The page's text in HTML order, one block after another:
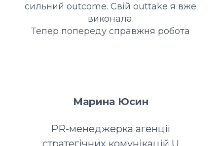
сильний outcome. Свій outtake я вже
виконала.
Тепер попереду справжня робота
Марина Юсин
PR-менеджерка агенції
стратегічних комунікацій U